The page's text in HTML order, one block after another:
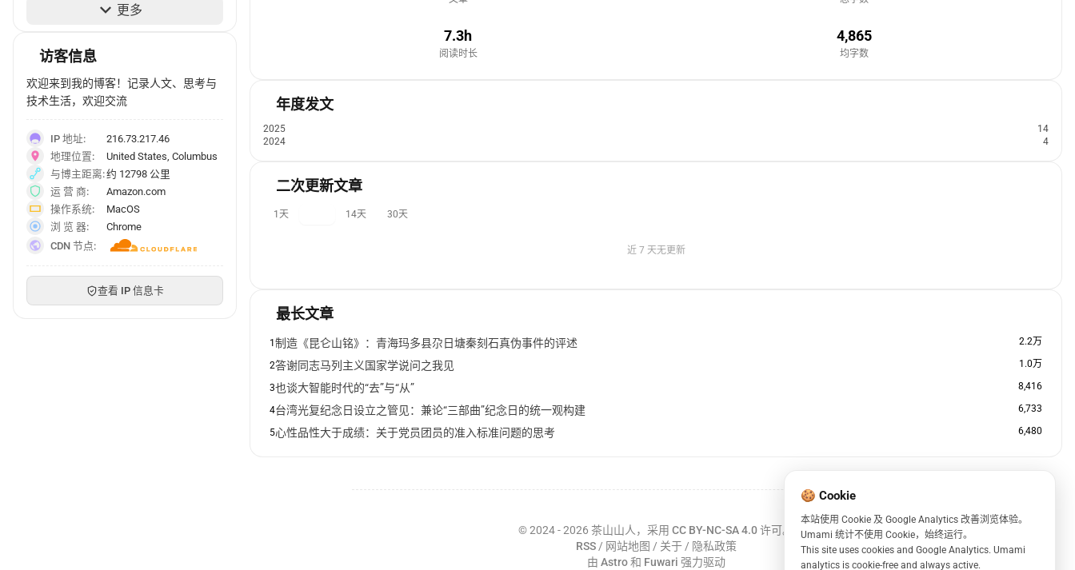
国家理性
抗日战争
毛泽东思想
深度思考
资助政策
马克思主义
更多
访客信息
欢迎来到我的博客！记录人文、思考与
技术生活，欢迎交流
IP 地址:
216.73.217.46
地理位置:
United States, Columbus
与博主距离:约 12798 公里
运 营 商:
Amazon.com
操作系统:
MacOS
浏 览 器:
Chrome
CDN 节点:
查看 IP 信息卡
7.3h
阅读时长
4,865
均字数
年度发文
2025
14
2024
4
二次更新文章
1天 14天 30天
近 7 天无更新
最长文章
1 制造《昆仑山铭》：青海玛多县尕日塘秦刻石真伪事件的评述 2.2万
2答谢同志马列主义国家学说问之我见 1.0万
3也谈大智能时代的“去”与“从” 8,416
4台湾光复纪念日设立之管见：兼论“三部曲”纪念日的统一观构建 6,733
5心性品性大于成绩：关于党员团员的准入标准问题的思考 6,480
©2024 - 2026 茶山山人，采用 CC BY-NC-SA 4.0许可。
RSS/ 网站地图 / 关于/ 隐私政策
由 Astro和 Fuwari 强力驱动
🍪 Cookie
本站使用 Cookie 及 Google Analytics 改善浏览体验。
Umami 统计不使用 Cookie，始终运行。
This site uses cookies and Google Analytics. Umami
analytics is cookie-free and always active.